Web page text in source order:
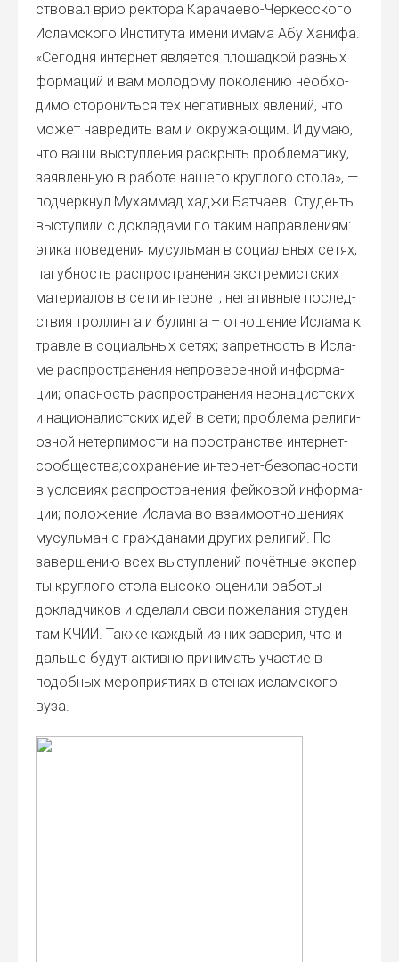
ство­вал врио рек­то­ра Кара­чае­во-Чер­кес­ско­го
Ислам­ско­го Инсти­ту­та име­ни има­ма Абу Хани­фа.
«Сего­дня интер­нет явля­ет­ся пло­щад­кой раз­ных
фор­ма­ций и вам моло­до­му поко­ле­нию необ­хо­
ди­мо сто­ро­нить­ся тех нега­тив­ных явле­ний, что
может навре­дить вам и окру­жа­ю­щим. И думаю,
что ваши выступ­ле­ния рас­крыть про­бле­ма­ти­ку,
заяв­лен­ную в рабо­те наше­го круг­ло­го сто­ла», —
под­черк­нул Мухам­мад хаджи Бат­ча­ев. Сту­ден­ты
высту­пи­ли с докла­да­ми по таким направ­ле­ни­ям:
эти­ка пове­де­ния мусуль­ман в соци­аль­ных сетях;
пагуб­ность рас­про­стра­не­ния экс­тре­мист­ских
мате­ри­а­лов в сети интер­нет; нега­тив­ные послед­
ствия трол­лин­га и булин­га – отно­ше­ние Исла­ма к
трав­ле в соци­аль­ных сетях; запрет­ность в Исла­
ме рас­про­стра­не­ния непро­ве­рен­ной инфор­ма­
ции; опас­ность рас­про­стра­не­ния нео­на­цист­ских
и наци­о­на­лист­ских идей в сети; про­бле­ма рели­ги­
оз­ной нетер­пи­мо­сти на про­стран­стве интернет-
сообщества;сохранение интер­нет-без­опас­но­сти
в усло­ви­ях рас­про­стра­не­ния фей­ко­вой инфор­ма­
ции; поло­же­ние Исла­ма во вза­и­мо­от­но­ше­ни­ях
мусуль­ман с граж­да­на­ми дру­гих рели­гий. По
завер­ше­нию всех выступ­ле­ний почёт­ные экс­пер­
ты круг­ло­го сто­ла высо­ко оце­ни­ли рабо­ты
доклад­чи­ков и сде­ла­ли свои поже­ла­ния сту­ден­
там КЧИИ. Так­же каж­дый из них заве­рил, что и
даль­ше будут актив­но при­ни­мать уча­стие в
подоб­ных меро­при­я­ти­ях в сте­нах ислам­ско­го
вуза.